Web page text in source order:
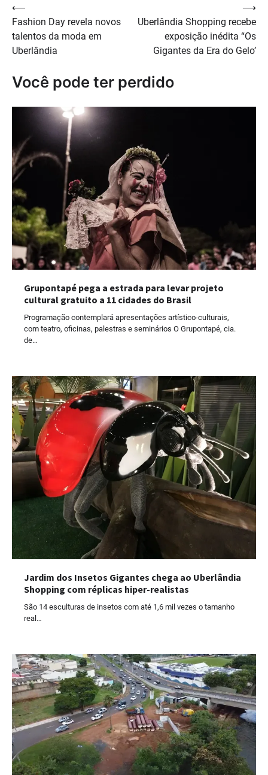
Navegação
de
Post
⟵
Fashion Day revela novos
talentos da moda em
Uberlândia
Uberlândia Shopping recebe
exposição inédita “Os
Gigantes da Era do Gelo’
⟶
Você pode ter perdido
Grupontapé pega a estrada para levar projeto
cultural gratuito a 11 cidades do Brasil
Programação contemplará apresentações artístico-culturais,
com teatro, oficinas, palestras e seminários O Grupontapé, cia.
de…
Jardim dos Insetos Gigantes chega ao Uberlândia
Shopping com réplicas hiper-realistas
São 14 esculturas de insetos com até 1,6 mil vezes o tamanho
real…